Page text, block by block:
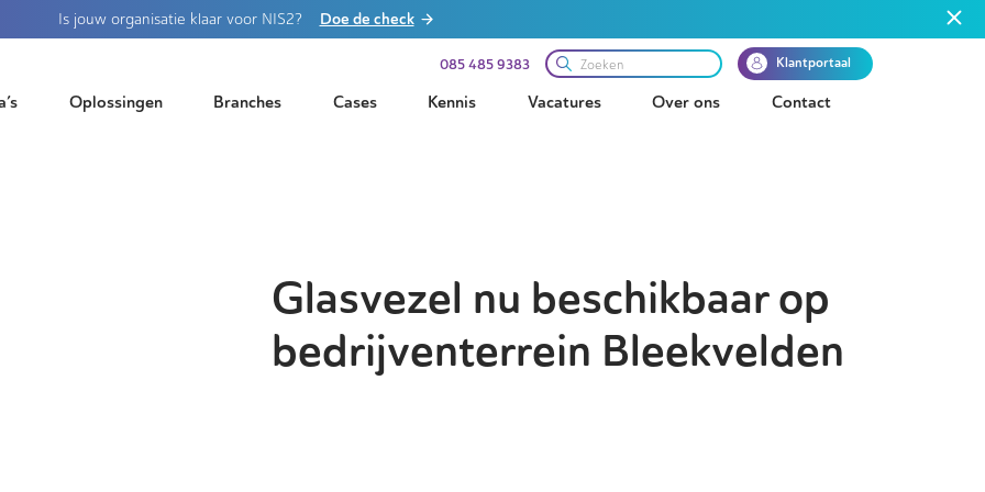
Is jouw organisatie klaar voor NIS2? Doe de check
085 485 9383 Klantportaal
Oplossingen Branches Cases Kennis Vacatures Over ons Contact
Glasvezel nu beschikbaar op
bedrijventerrein Bleekvelden